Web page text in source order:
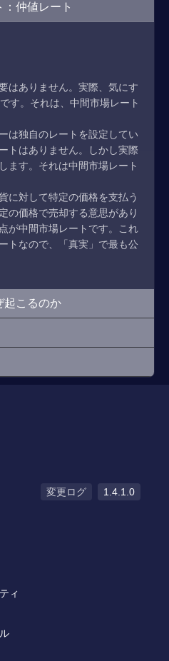
仲値レート
はありません。実際、気にす
す。それは、中間市場レート
は独自のレートを設定してい
トはありません。しかし実際
ます。それは中間市場レート
に対して特定の価格を支払う
の価格で売却する意思があり
が中間市場レートです。これ
トなので、「真実」で最も公
起こるのか
ィ
変更ログ 1.4.1.0